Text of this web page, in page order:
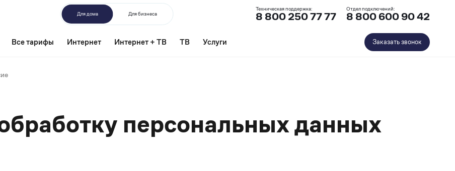
Для дома Для бизнеса
Техническая поддержка:
8 800 250 77 77
Отдел подключений:
8 800 600 90 42
Все тарифы Интернет Интернет + ТВ ТВ Услуги Заказать звонок
персональных данных
согласия